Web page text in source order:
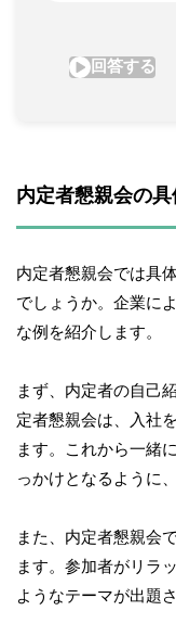
内定者懇親会の
内定者懇親会では具
でしょうか。企業に
な例を紹介します。
まず、内定者の自己
定者懇親会は、入社
ます。これから一緒
っかけとなるように
また、内定者懇親会
ます。参加者がリラ
ようなテーマが出題